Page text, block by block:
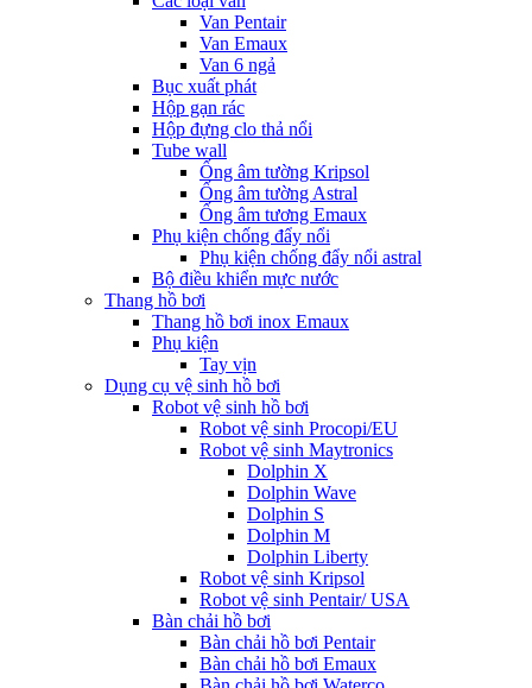
Van Pentair
Van Emaux
Van 6 ngả
Bục xuất phát
Hộp gạn rác
Hộp đựng clo thả nổi
Tube wall
Ống âm tường Kripsol
Ống âm tường Astral
Ống âm tương Emaux
Phụ kiện chống đẩy nổi
Phụ kiện chống đẩy nổi astral
Bộ điều khiển mực nước
Thang hồ bơi
Thang hồ bơi inox Emaux
Phụ kiện
Tay vịn
Dụng cụ vệ sinh hồ bơi
Robot vệ sinh hồ bơi
Robot vệ sinh Procopi/EU
Robot vệ sinh Maytronics
Dolphin X
Dolphin Wave
Dolphin S
Dolphin M
Dolphin Liberty
Robot vệ sinh Kripsol
Robot vệ sinh Pentair/ USA
Bàn chải hồ bơi
Bàn chải hồ bơi Pentair
Bàn chải hồ bơi Emaux